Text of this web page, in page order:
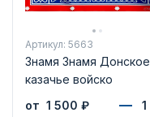
Артикул: 5663
Знамя Знамя Донское
казачье войско
от 1 500 ₽